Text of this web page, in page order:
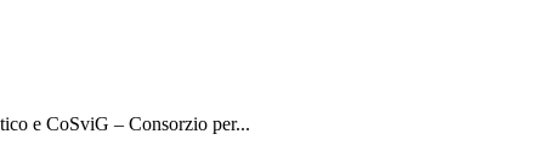
e CoSviG – Consorzio per...